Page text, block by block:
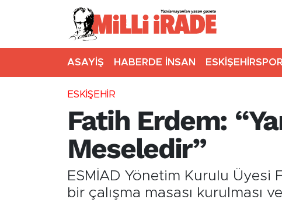
ASAYİŞ HABERDE İNSAN ESKİŞEHİRSPOR
ESKİŞEHİR
Fatih Erdem:
Meseledir”
ESMİAD Yönetim Kurulu Üyesi
bir çalışma masası kurulması